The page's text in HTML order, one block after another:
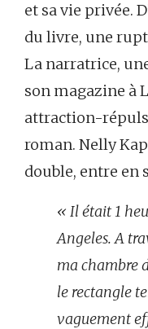
et sa vie privée.
du livre, une
La narratrice,
son magazine à
attraction-
roman. Nelly
double, entre en
« Il était 1
Angeles. A
ma chambre
le rectangle
vaguement